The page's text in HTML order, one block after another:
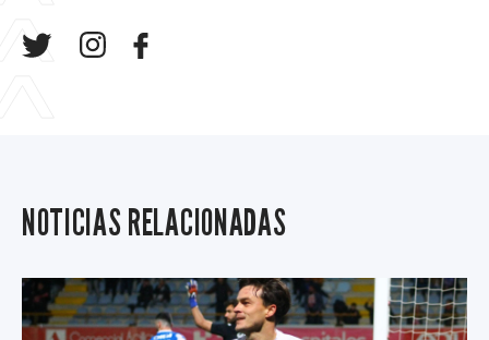
NOTICIAS RELACIONADAS